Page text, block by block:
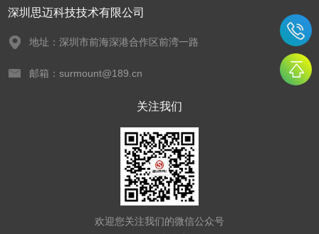
深圳思迈科技技术有限公司
地址：深圳市前海深港合作区前湾一路
邮箱：surmount@189.cn
关注我们
欢迎您关注我们的微信公众号